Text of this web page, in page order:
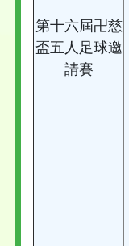
第十六屆卍慈
盃五人足球邀
請賽